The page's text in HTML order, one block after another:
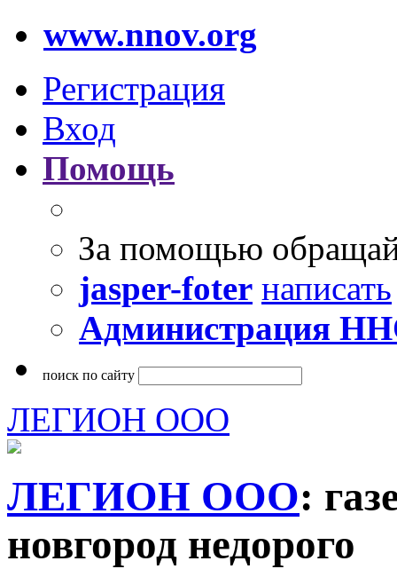
www.nnov.org
Регистрация
Вход
Помощь
За помощью
jasper-foter написать
Администрация
поиск по сайту
ЛЕГИОН ООО
ЛЕГИОН ООО:
новгород недорого